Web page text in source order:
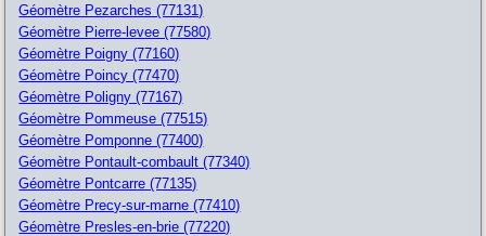
Géomètre Pezarches (77131)
Géomètre Pierre-levee (77580)
Géomètre Poigny (77160)
Géomètre Poincy (77470)
Géomètre Poligny (77167)
Géomètre Pommeuse (77515)
Géomètre Pomponne (77400)
Géomètre Pontault-combault (77340)
Géomètre Pontcarre (77135)
Géomètre Precy-sur-marne (77410)
Géomètre Presles-en-brie (77220)